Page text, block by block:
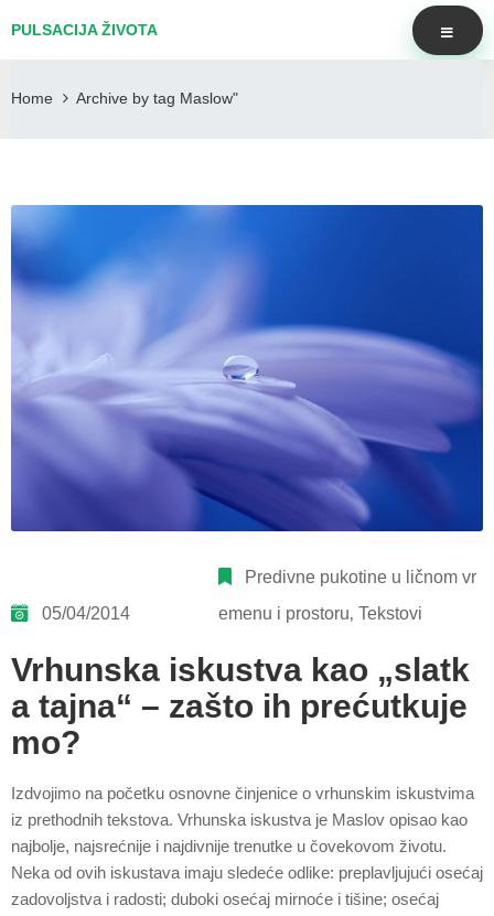
PULSACIJA ŽIVOTA
Home Archive by tag Maslow"
05/04/2014
Predivne pukotine u ličnom vr
emenu i prostoru‚Tekstovi
Vrhunska iskustva kao „slatk
a tajna“ – zašto ih prećutkuje
mo?
Izdvojimo na početku osnovne činjenice o vrhunskim iskustvima
iz prethodnih tekstova. Vrhunska iskustva je Maslov opisao kao
najbolje, najsrećnije i najdivnije trenutke u čovekovom životu.
Neka od ovih iskustava imaju sledeće odlike: preplavljujući osećaj
zadovoljstva i radosti; duboki osećaj mirnoće i tišine; osećaj